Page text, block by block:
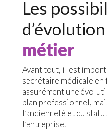
Les
d’évolution
métier
Avant tout, il est
secrétaire médicale
assurément une
plan professionnel,
l’ancienneté et du
l’entreprise.